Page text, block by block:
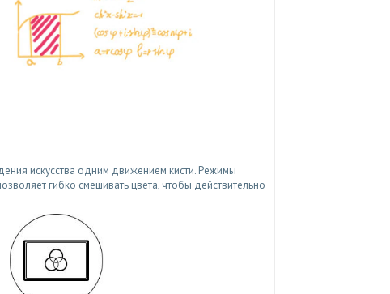
искусства одним движением кисти. Режимы
гибко смешивать цвета, чтобы действительно